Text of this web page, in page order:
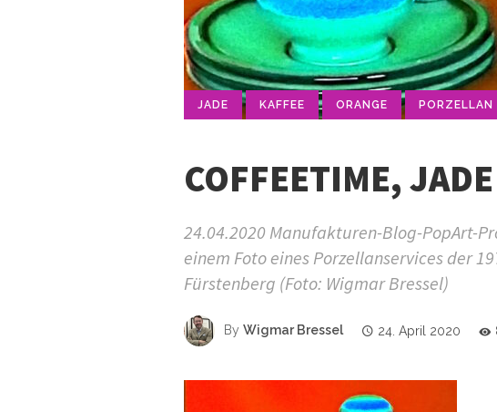
JADE KAFFEE ORANGE PORZELLAN
COFFEETIME, JADE
24.04.2020 Manufakturen-Blog-PopArt-
einem Foto eines Porzellanservices der
Fürstenberg (Foto: Wigmar Bressel)
By Wigmar Bressel 24. April 2020